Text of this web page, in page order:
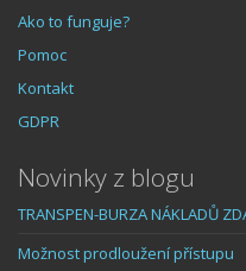
Ako to funguje?
Pomoc
Kontakt
GDPR
Novinky z blogu
TRANSPEN-BURZA NÁKLADŮ
Možnost prodloužení přístupu